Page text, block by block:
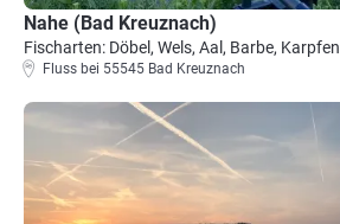
Nahe (Bad Kreuznach)
Fischarten: Döbel, Wels, Aal, Barbe, Karpfen
Fluss bei 55545 Bad Kreuznach